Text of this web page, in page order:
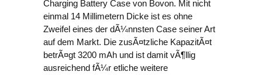
Charging Battery Case von Bovon. Mit nicht
einmal 14 Millimetern Dicke ist es ohne
Zweifel eines der dÃ¼nnsten Case seiner Art
auf dem Markt. Die zusÃ¤tzliche KapazitÃ¤t
betrÃ¤gt 3200 mAh und ist damit vÃ¶llig
ausreichend fÃ¼r etliche weitere